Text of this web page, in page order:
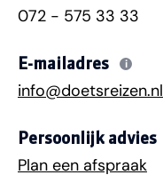
072 - 575 33 33
E-mailadres i
info@doetsreizen.nl
Persoonlijk advies
Plan een afspraak